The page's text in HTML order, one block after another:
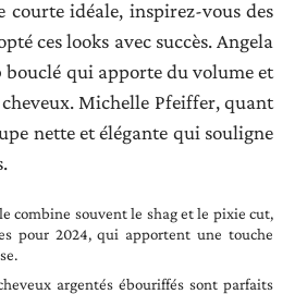
courte idéale, inspirez-vous des
ces looks avec succès. Angela
bouclé qui apporte du volume et
Michelle Pfeiffer, quant
nette et élégante qui souligne
combine souvent le shag et le pixie cut,
pour 2024, qui apportent une touche
argentés ébouriffés sont parfaits